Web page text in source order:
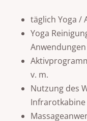
täglich Yoga /
Yoga
Anwendungen
v. m.
Nutzung des
Infrarotkabine